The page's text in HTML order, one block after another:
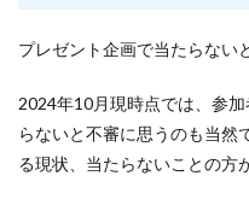
プレゼント企画で当たらない
2024年10月現時点では、参
らないと不審に思うのも当然
る現状、当たらないことの方